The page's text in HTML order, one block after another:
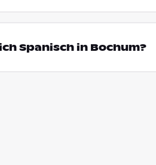
Spanisch in Bochum?